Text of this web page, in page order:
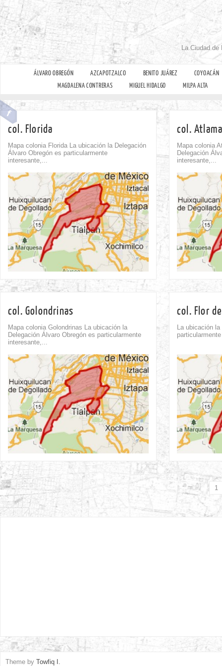
La Ciudad
ÁLVARO OBREGÓN AZCAPOTZALCO BENITO JUÁREZ
COYOACÁN
MAGDALENA CONTRERAS
MIGUEL HIDALGO MILPA ALTA
col. Florida
Mapa colonia Florida La ubicación la Delegación
Álvaro Obregón es particularmente
interesante,...
col.
Mapa colonia
Delegación
interesante,...
0
Comment
col. Golondrinas
Mapa colonia Golondrinas La ubicación la
Delegación Álvaro Obregón es particularmente
interesante,...
col. Flor
La ubicación
0
Comment
1
Theme by Towfiq I.